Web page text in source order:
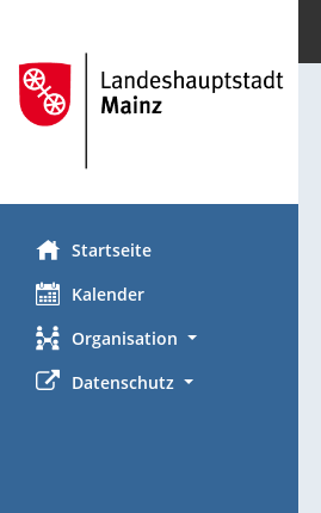
Startseite
Kalender
Organisation
Datenschutz